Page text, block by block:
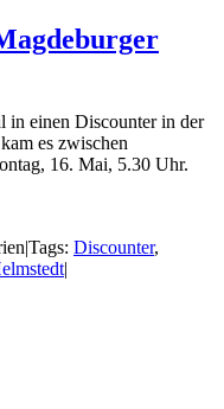
in einen Discounter in der
es zwischen
16. Mai, 5.30 Uhr.
|Tags: Discounter,
|